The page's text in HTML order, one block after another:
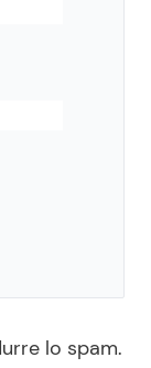
lo spam.